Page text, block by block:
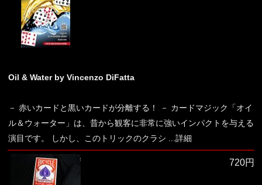
Oil & Water by Vincenzo DiFatta
－ 赤いカードと黒いカードが分離する！ － カードマジック「オイ
ル＆ウォーター」は、昔から観客に非常に強いインパクトを与える
演目です。 しかし、このトリックのクラシ ...詳細
720円